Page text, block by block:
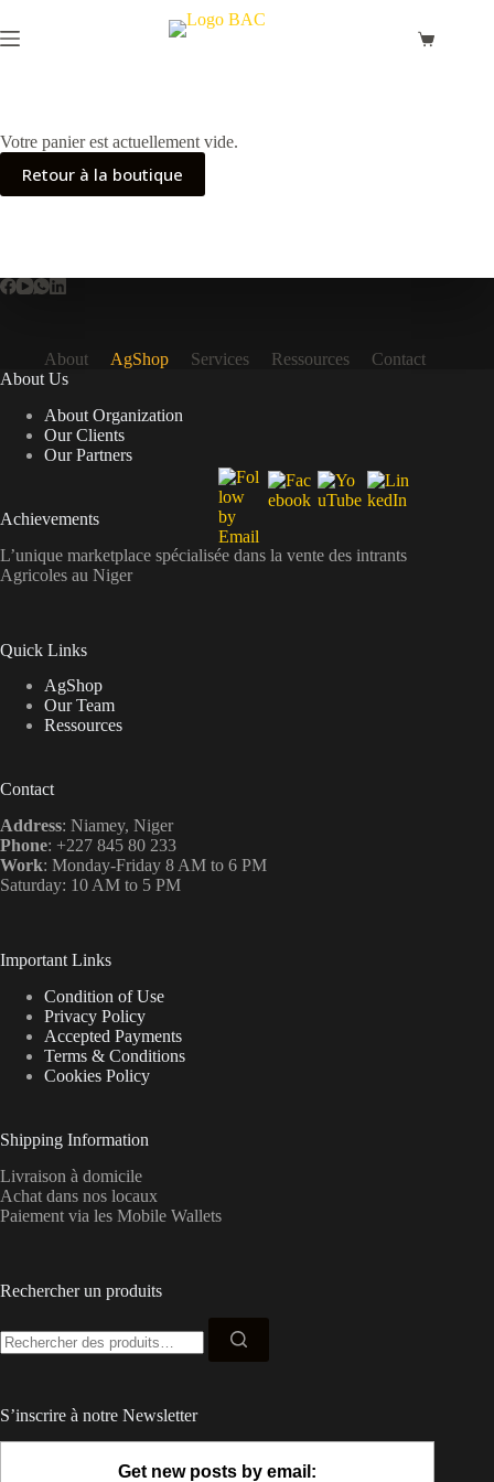
au
contenu
Panier
Votre panier est actuellement vide.
Retour à la boutique
About AgShop Services Ressources
Contact
About Us
About Organization
Our Clients
Our Partners
Achievements
L’unique marketplace spécialisée dans la vente des intrants
Agricoles au Niger
Quick Links
AgShop
Our Team
Ressources
Contact
Address: Niamey, Niger
Phone: +227 845 80 233
Work: Monday-Friday 8 AM to 6 PM
Saturday: 10 AM to 5 PM
Important Links
Condition of Use
Privacy Policy
Accepted Payments
Terms & Conditions
Cookies Policy
Shipping Information
Livraison à domicile
Achat dans nos locaux
Paiement via les Mobile Wallets
Rechercher un produits
pour :
S’inscrire à notre Newsletter
Get new posts by email: